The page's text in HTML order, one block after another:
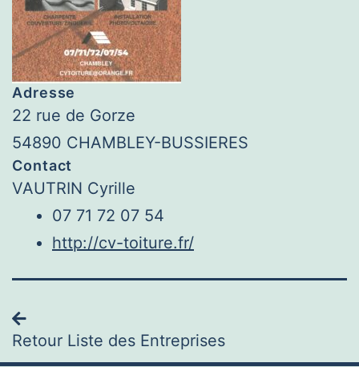
Adresse
22 rue de Gorze
54890 CHAMBLEY-BUSSIERES
Contact
VAUTRIN Cyrille
07 71 72 07 54
http://cv-toiture.fr/
Navigation
Retour Liste des Entreprises